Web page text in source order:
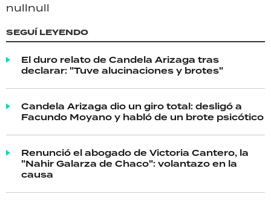
nullnull
SEGUÍ LEYENDO
El duro relato de Candela Arizaga tras
declarar: "Tuve alucinaciones y brotes"
Candela Arizaga dio un giro total: desligó a
Facundo Moyano y habló de un brote psicótico
Renunció el abogado de Victoria Cantero, la
"Nahir Galarza de Chaco": volantazo en la
causa